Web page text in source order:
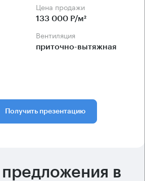
Цена продажи
133 000 Р/м²
Вентиляция
приточно-вытяжная
Получить презентацию
в